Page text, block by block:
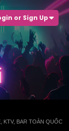
or Sign Up
KTV, BAR TOÀN QUỐC